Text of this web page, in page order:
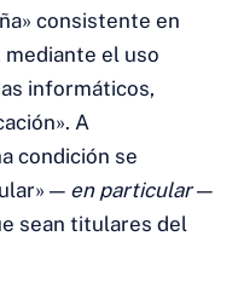
consistente en
mediante el uso
informáticos,
A
condición se
— en particular—
sean titulares del